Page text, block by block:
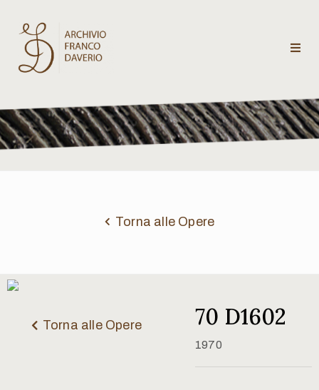
Archivio
Franco
Daverio
critici
Contatti
Torna alle Opere
Torna alle Opere 70 D1602
1970